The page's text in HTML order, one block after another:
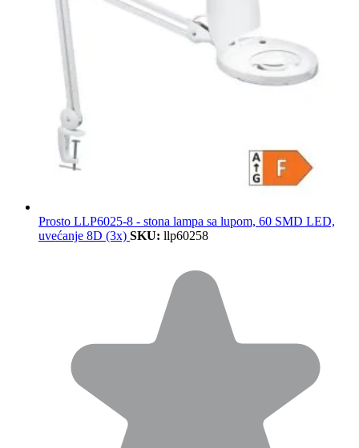
Prosto LLP6025-8 - stona lampa sa lupom, 60 SMD LED,
uvećanje 8D (3x) SKU: llp60258